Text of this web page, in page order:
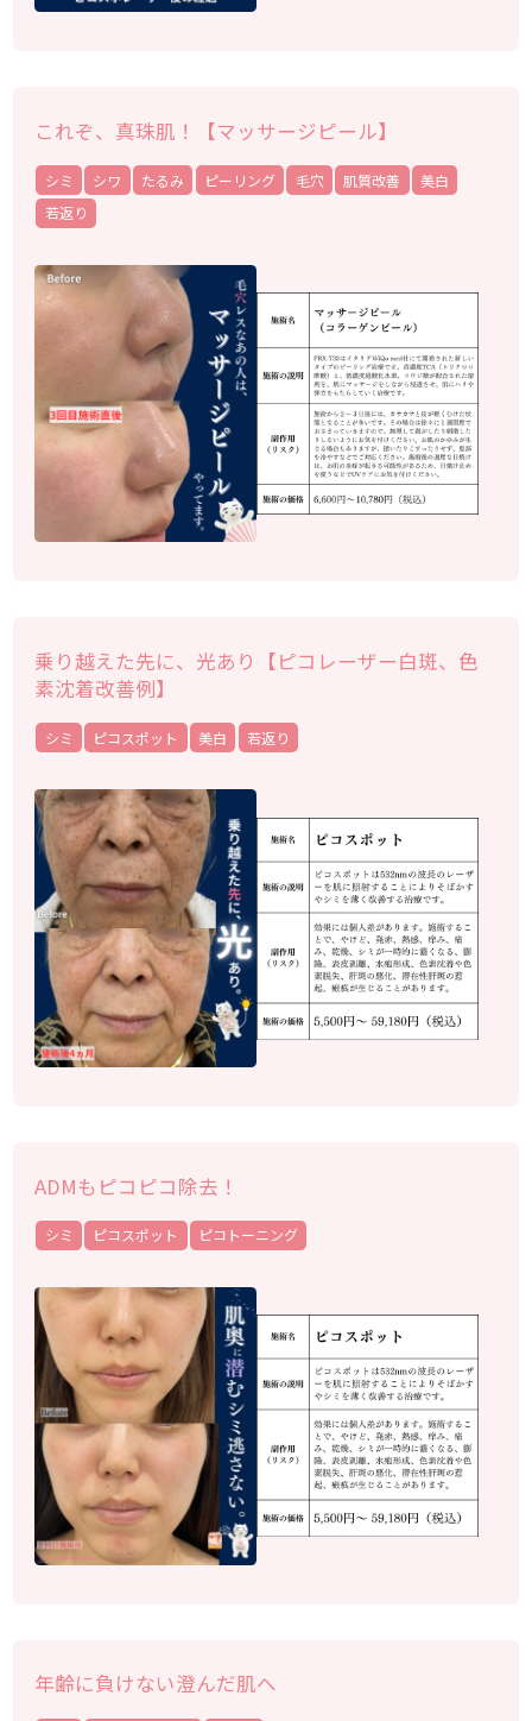
これぞ、真珠肌！【マッサージピール】
シミ シワ たるみ ピーリング 毛穴 肌質改善
美白
若返り
乗り越えた先に、光あり【ピコレーザー白斑、色
素沈着改善例】
シミ ピコスポット 美白 若返り
ADMもピコピコ除去！
シミ ピコスポット ピコトーニング
年齢に負けない澄んだ肌へ